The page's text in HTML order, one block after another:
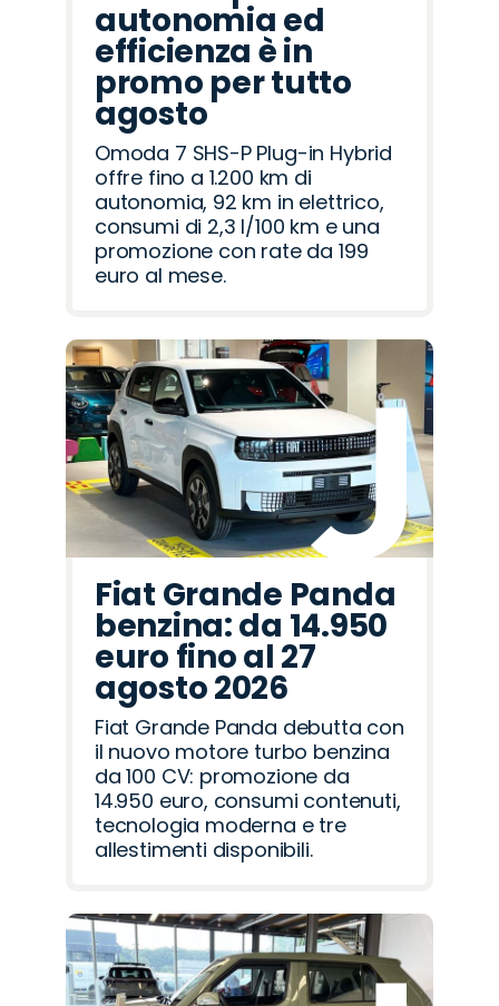
autonomia ed
efficienza è in
promo per tutto
agosto
Omoda 7 SHS-P Plug-in Hybrid
offre fino a 1.200 km di
autonomia, 92 km in elettrico,
consumi di 2,3 l/100 km e una
promozione con rate da 199
euro al mese.
Fiat Grande Panda
benzina: da 14.950
euro fino al 27
agosto 2026
Fiat Grande Panda debutta con
il nuovo motore turbo benzina
da 100 CV: promozione da
14.950 euro, consumi contenuti,
tecnologia moderna e tre
allestimenti disponibili.